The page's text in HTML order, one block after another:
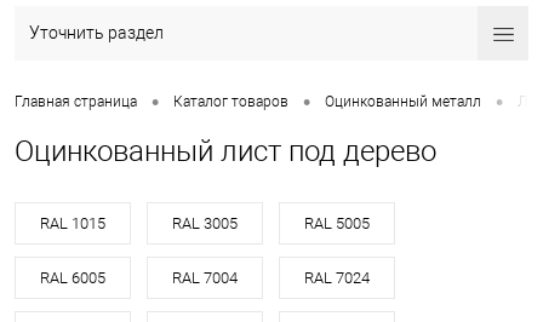
Уточнить раздел
Главная страница • Каталог товаров • Оцинкованный металл •
Оцинкованный лист под дерево
RAL 1015 RAL 3005 RAL 5005
RAL 6005 RAL 7004 RAL 7024